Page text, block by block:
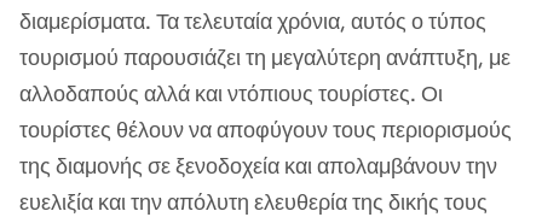
διαμερίσματα. Τα τελευταία χρόνια, αυτός ο τύπος
τουρισμού παρουσιάζει τη μεγαλύτερη ανάπτυξη, με
αλλοδαπούς αλλά και ντόπιους τουρίστες. Οι
τουρίστες θέλουν να αποφύγουν τους περιορισμούς
της διαμονής σε ξενοδοχεία και απολαμβάνουν την
ευελιξία και την απόλυτη ελευθερία της δικής τους